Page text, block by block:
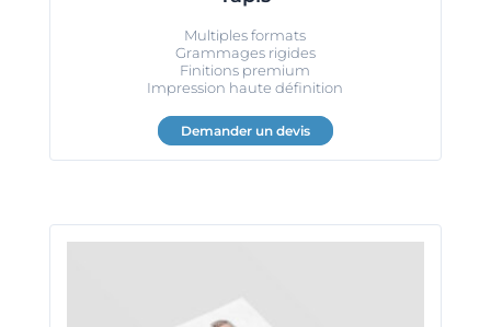
Multiples formats
Grammages rigides
Finitions premium
Impression haute définition
Demander un devis